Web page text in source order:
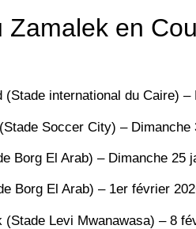
Zamalek en
(Stade international du Caire)
Soccer City) – Dimanche
Borg El Arab) – Dimanche 25
Borg El Arab) – 1er février
(Stade Levi Mwanawasa) – 8